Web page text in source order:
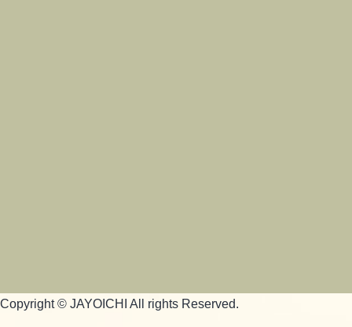
Copyright © JAYOICHI All rights Reserved.